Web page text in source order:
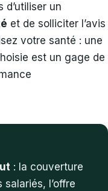
un
et de solliciter l’avis
votre santé : une
est un gage de
: la couverture
l’offre